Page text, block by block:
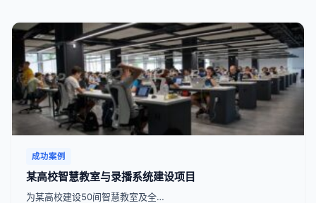
成功案例
某高校智慧教室与录播系统建设项目
为某高校建设50间智慧教室及全…